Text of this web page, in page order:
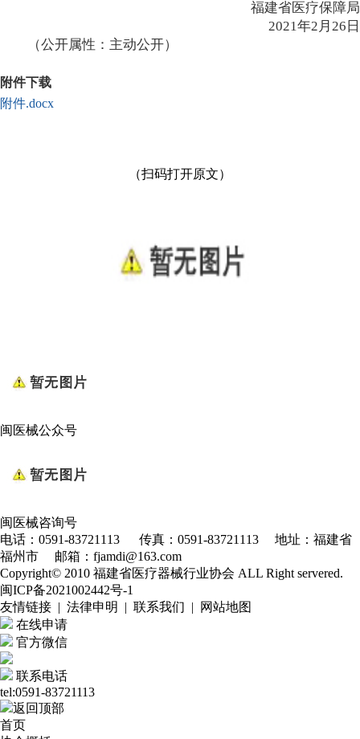
福建省医疗保障局
2021年2月26日
（公开属性：主动公开）
附件下载
附件.docx
（扫码打开原文）
闽医械公众号
闽医械咨询号
电话：0591-83721113 传真：0591-83721113 地址：福建省
福州市 邮箱：fjamdi@163.com
Copyright© 2010 福建省医疗器械行业协会 ALL Right servered.
闽ICP备2021002442号-1
友情链接 | 法律申明 | 联系我们 | 网站地图
在线申请
官方微信
联系电话
tel:0591-83721113
返回顶部
首页